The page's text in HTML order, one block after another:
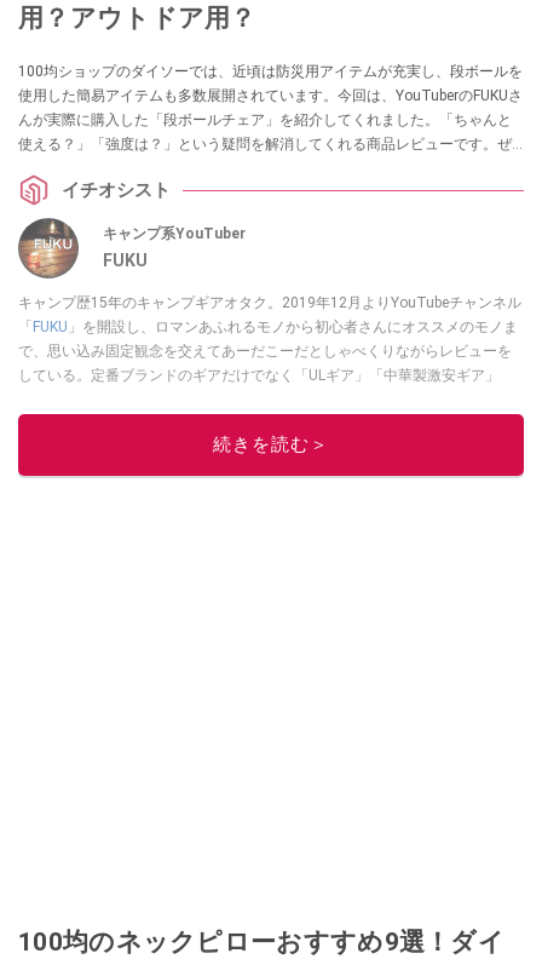
用？アウトドア用？
100均ショップのダイソーでは、近頃は防災用アイテムが充実し、段ボールを
使用した簡易アイテムも多数展開されています。今回は、YouTuberのFUKUさ
んが実際に購入した「段ボールチェア」を紹介してくれました。「ちゃんと
使える？」「強度は？」という疑問を解消してくれる商品レビューです。ぜ
イチオシスト
キャンプ系YouTuber
FUKU
キャンプ歴15年のキャンプギアオタク。2019年12月よりYouTubeチャンネル
「 FUKU 」を開設し、ロマンあふれるモノから初心者さんにオススメのモノま
で、思い込み固定観念を交えてあーだこーだとしゃべくりながらレビューを
している。定番ブランドのギアだけでなく「ULギア」「中華製激安ギア」
このイチオシストの他の記事を読む
続きを読む＞
100均のネックピローおすすめ9選！ダイ